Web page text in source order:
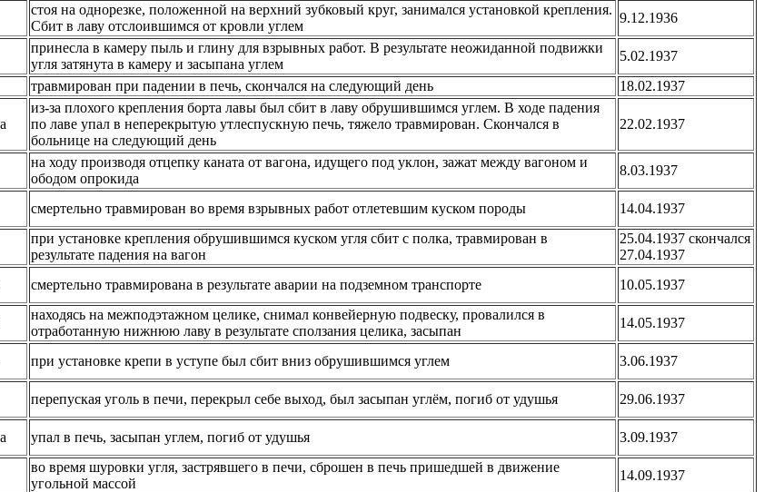
стоя на однорезке, положенной на верхний зубковый круг, занимался установкой крепления.
Сбит в лаву отслоившимся от кровли углем
9.12.1936
принесла в камеру пыль и глину для взрывных работ. В результате неожиданной подвижки
угля затянута в камеру и засыпана углем
5.02.1937
травмирован при падении в печь, скончался на следующий день 18.02.1937
из-за плохого крепления борта лавы был сбит в лаву обрушившимся углем. В ходе падения
по лаве упал в неперекрытую утлеспускную печь, тяжело травмирован. Скончался в
больнице на следующий день
22.02.1937
на ходу производя отцепку каната от вагона, идущего под уклон, зажат между вагоном и
ободом опрокида
8.03.1937
смертельно травмирован во время взрывных работ отлетевшим куском породы
14.04.1937
при установке крепления обрушившимся куском угля сбит с полка, травмирован в
результате падения на вагон
25.04.1937 скончался
27.04.1937
смертельно травмирована в результате аварии на подземном транспорте
10.05.1937
находясь на межподэтажном целике, снимал конвейерную подвеску, провалился в
отработанную нижнюю лаву в результате сползания целика, засыпан
14.05.1937
при установке крепи в уступе был сбит вниз обрушившимся углем
3.06.1937
перепуская уголь в печи, перекрыл себе выход, был засыпан углём, погиб от удушья
29.06.1937
упал в печь, засыпан углем, погиб от удушья
3.09.1937
во время шуровки угля, застрявшего в печи, сброшен в печь пришедшей в движение
угольной массой
14.09.1937